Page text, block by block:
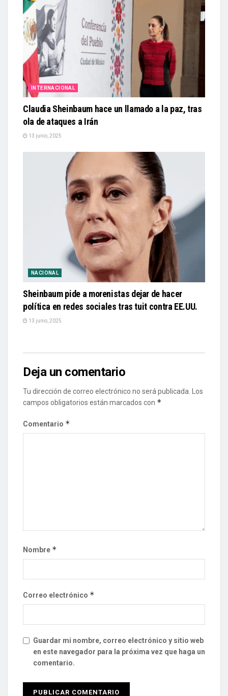
INTERNACIONAL
Claudia Sheinbaum hace un llamado a la paz, tras
ola de ataques a Irán
13 junio, 2025
NACIONAL
Sheinbaum pide a morenistas dejar de hacer
política en redes sociales tras tuit contra EE.UU.
13 junio, 2025
Deja un comentario
Tu dirección de correo electrónico no será publicada.
Los
campos obligatorios están marcados con *
Comentario *
Nombre *
Correo electrónico *
Guardar mi nombre, correo electrónico y sitio web
en este navegador para la próxima vez que haga un
comentario.